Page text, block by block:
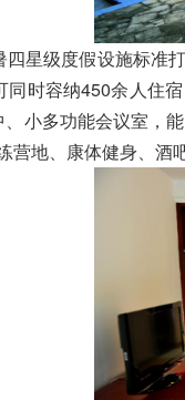
四星级度假设施标准
时容纳450余人住
小多功能会议室，
营地、康体健身、